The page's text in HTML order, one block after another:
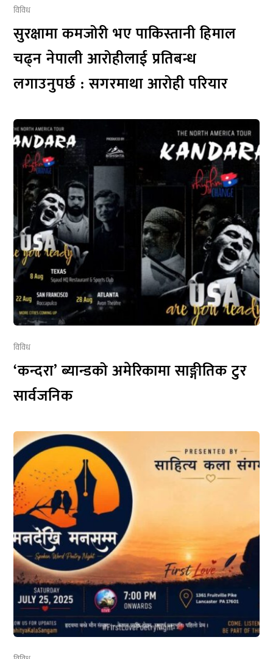
विविध
सुरक्षामा कमजोरी भए पाकिस्तानी हिमाल
चढ्न नेपाली आरोहीलाई प्रतिबन्ध
लगाउनुपर्छ : सगरमाथा आरोही परियार
विविध
‘कन्दरा’ ब्यान्डको अमेरिकामा साङ्गीतिक टुर
सार्वजनिक